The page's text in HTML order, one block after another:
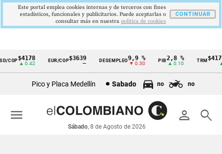
Cintillo
económicos
Colombia
$4178
▲ 0.42
EUR/COP$3639 DESEMPLEO 9,9 %
▼ 0.30
PIB2,8 %
▲ 0.10
TRM
▲
Pico y Placa Medellín Sabado no no
person search
Sábado, 8 de Agosto de 2026
menu
Este portal emplea cookies internas y de terceros con fines
estadísticos, funcionales y publicitarios. Puede aceptarlas o
consultar más en nuestra politica de cookies
CONTINUAR